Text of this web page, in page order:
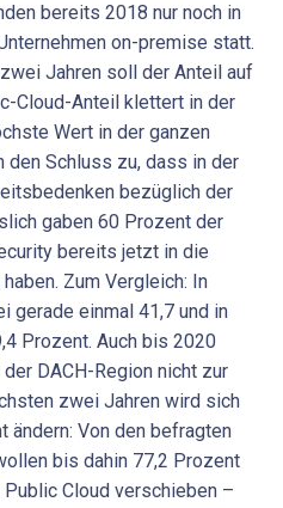
bereits 2018 nur noch in
on-premise statt.
Jahren soll der Anteil auf
Cloud-Anteil klettert in der
Wert in der ganzen
den Schluss zu, dass in der
bezüglich der
gaben 60 Prozent der
bereits jetzt in die
Zum Vergleich: In
gerade einmal 41,7 und in
Prozent. Auch bis 2020
DACH-Region nicht zur
zwei Jahren wird sich
ändern: Von den befragten
bis dahin 77,2 Prozent
Cloud verschieben –